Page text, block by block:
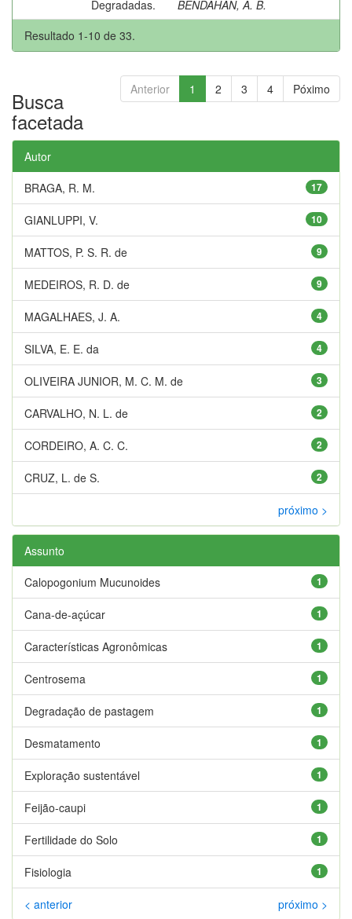
Degradadas.
BENDAHAN, A. B.
Resultado 1-10 de 33.
Anterior 1 2 3 4 Póximo
Busca
facetada
Autor
17
BRAGA, R. M.
10
GIANLUPPI, V.
9
MATTOS, P. S. R. de
9
MEDEIROS, R. D. de
4
MAGALHAES, J. A.
4
SILVA, E. E. da
3
OLIVEIRA JUNIOR, M. C. M. de
2
CARVALHO, N. L. de
2
CORDEIRO, A. C. C.
2
CRUZ, L. de S.
próximo >
Assunto
1
Calopogonium Mucunoides
1
Cana-de-açúcar
1
Características Agronômicas
1
Centrosema
1
Degradação de pastagem
1
Desmatamento
1
Exploração sustentável
1
Feijão-caupi
1
Fertilidade do Solo
1
Fisiologia
< anterior próximo >